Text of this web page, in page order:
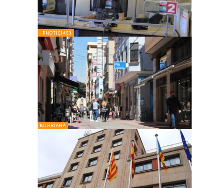
_PNOTICIAS3
BURRIANA